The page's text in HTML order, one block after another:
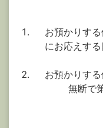
お預かりす
にお応えす
お預かりす
無断で